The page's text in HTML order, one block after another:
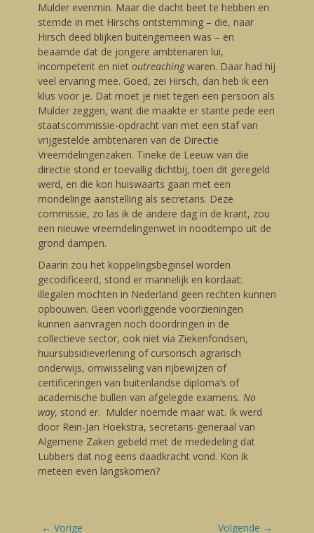
Mulder evenmin. Maar die dacht beet te hebben en
stemde in met Hirschs ontstemming – die, naar
Hirsch deed blijken buitengemeen was – en
beaamde dat de jongere ambtenaren lui,
incompetent en niet outreachingwaren. Daar had hij
veel ervaring mee. Goed, zei Hirsch, dan heb ik een
klus voor je. Dat moet je niet tegen een persoon als
Mulder zeggen, want die maakte er stante pede een
staatscommissie-opdracht van met een staf van
vrijgestelde ambtenaren van de Directie
Vreemdelingenzaken. Tineke de Leeuw van die
directie stond er toevallig dichtbij, toen dit geregeld
werd, en die kon huiswaarts gaan met een
mondelinge aanstelling als secretaris. Deze
commissie, zo las ik de andere dag in de krant, zou
een nieuwe vreemdelingenwet in noodtempo uit de
grond dampen.
Daarin zou het koppelingsbeginsel worden
gecodificeerd, stond er mannelijk en kordaat:
illegalen mochten in Nederland geen rechten kunnen
opbouwen. Geen voorliggende voorzieningen
kunnen aanvragen noch doordringen in de
collectieve sector, ook niet via Ziekenfondsen,
huursubsidieverlening of cursorisch agrarisch
onderwijs, omwisseling van rijbewijzen of
certificeringen van buitenlandse diploma’s of
academische bullen van afgelegde examens. No
way, stond er. Mulder noemde maar wat. Ik werd
door Rein-Jan Hoekstra, secretaris-generaal van
Algemene Zaken gebeld met de mededeling dat
Lubbers dat nog eens daadkracht vond. Kon ik
meteen even langskomen?
Bericht
← Vorige Volgende →